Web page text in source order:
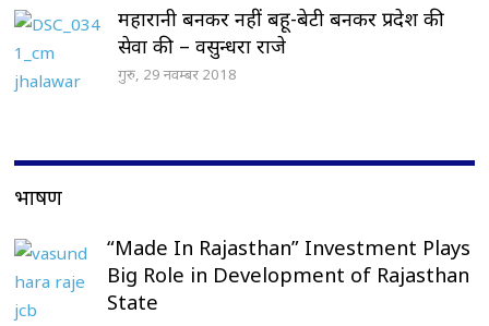
महारानी बनकर नहीं बहू-बेटी बनकर प्रदेश की
सेवा की – वसुन्धरा राजे
गुरु, 29 नवम्बर 2018
भाषण
“Made In Rajasthan” Investment Plays
Big Role in Development of Rajasthan
State